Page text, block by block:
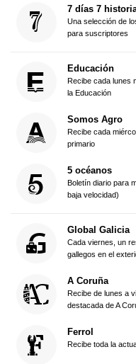
7 días 7
Una selección de
para suscriptores
Educación
Recibe cada lunes
la Educación
Somos Agro
Recibe cada
primario
5 océanos
Boletín diario para
baja velocidad)
Global Galicia
Cada viernes, un
gallegos en el
A Coruña
Recibe de lunes a
destacada de A
Ferrol
Recibe toda la